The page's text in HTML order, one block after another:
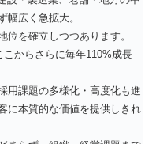
幅広く急拡大。
位を確立しつつあります。
からさらに毎年110%成長
用課題の多様化・高度化も進
に本質的な価値を提供しきれ